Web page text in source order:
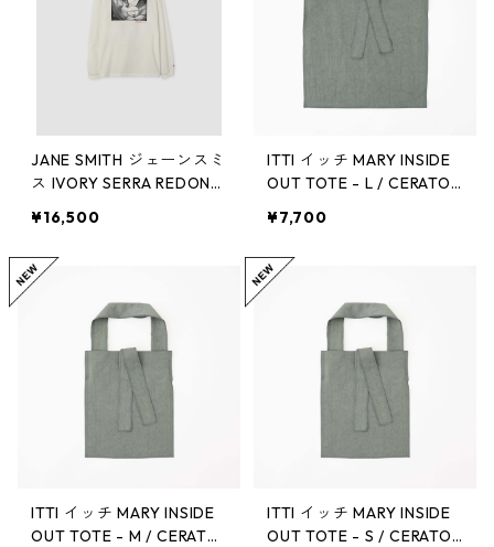
JANE SMITH ジェーンスミ
ス IVORY SERRA REDOND
T (WHT)
¥16,500
ITTI イッチ MARY INSIDE
OUT TOTE - L / CERATO
¥7,700
ITTI イッチ MARY INSIDE
OUT TOTE - M / CERATO
ITTI イッチ MARY INSIDE
OUT TOTE - S / CERATO